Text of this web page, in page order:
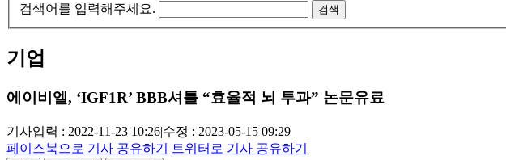
검색어를 입력해주세요.
검색
기업
에이비엘, ‘IGF1R’ BBB셔틀 “효율적 뇌 투과” 논문유료
기사입력 : 2022-11-23 10:26|수정 : 2023-05-15 09:29
페이스북으로 기사 공유하기
트위터로 기사 공유하기